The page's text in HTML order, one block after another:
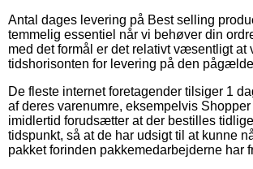
Antal dages levering på Best selling
temmelig essentiel når vi behøver din
med det formål er det relativt væsentligt at
tidshorisonten for levering på den
De fleste internet foretagender tilsiger 1
af deres varenumre, eksempelvis
imidlertid forudsætter at der bestilles
tidspunkt, så at de har udsigt til at kunne
pakket forinden pakkemedarbejderne har